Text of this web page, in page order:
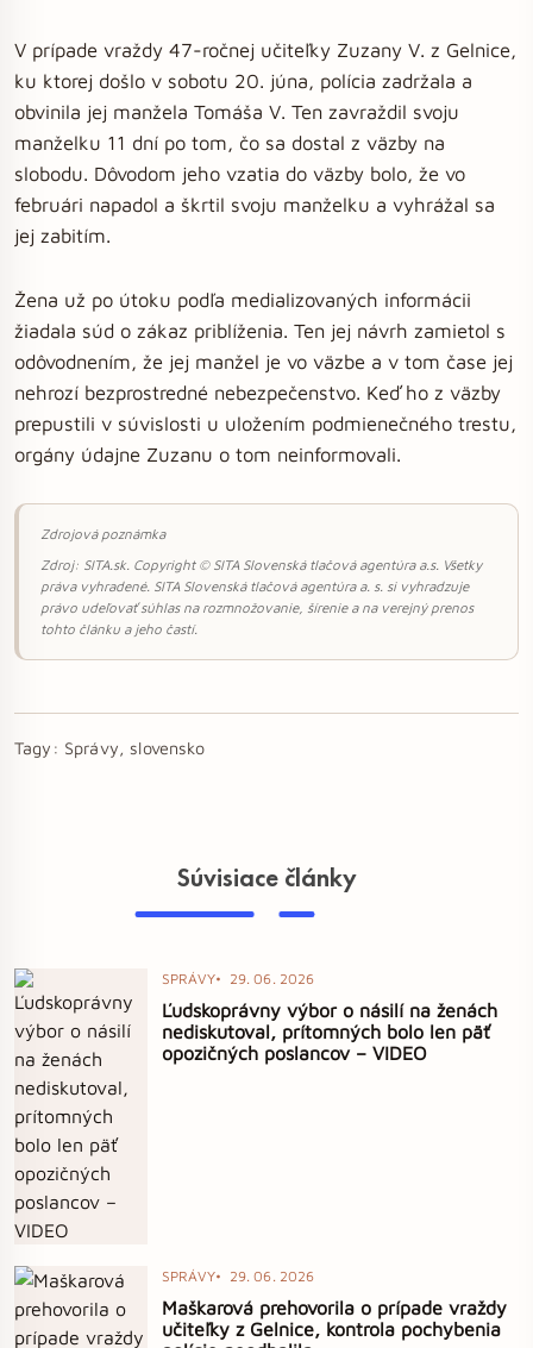
V prípade vraždy 47-ročnej učiteľky Zuzany V. z Gelnice,
ku ktorej došlo v sobotu 20. júna, polícia zadržala a
obvinila jej manžela Tomáša V. Ten zavraždil svoju
manželku 11 dní po tom, čo sa dostal z väzby na
slobodu. Dôvodom jeho vzatia do väzby bolo, že vo
februári napadol a škrtil svoju manželku a vyhrážal sa
jej zabitím.
Žena už po útoku podľa medializovaných informácii
žiadala súd o zákaz priblíženia. Ten jej návrh zamietol s
odôvodnením, že jej manžel je vo väzbe a v tom čase jej
nehrozí bezprostredné nebezpečenstvo. Keď ho z väzby
prepustili v súvislosti u uložením podmienečného trestu,
orgány údajne Zuzanu o tom neinformovali.
Zdrojová poznámka
Zdroj: SITA.sk. Copyright © SITA Slovenská tlačová agentúra a.s. Všetky
práva vyhradené. SITA Slovenská tlačová agentúra a. s. si vyhradzuje
právo udeľovať súhlas na rozmnožovanie, šírenie a na verejný prenos
tohto článku a jeho častí.
Tagy: Správy, slovensko
Súvisiace články
SPRÁVY 29. 06. 2026
Ľudskoprávny výbor o násilí na ženách
nediskutoval, prítomných bolo len päť
opozičných poslancov – VIDEO
SPRÁVY 29. 06. 2026
Maškarová prehovorila o prípade vraždy
učiteľky z Gelnice, kontrola pochybenia